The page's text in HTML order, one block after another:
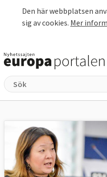
Den här webbplatsen
sig av cookies. Mer